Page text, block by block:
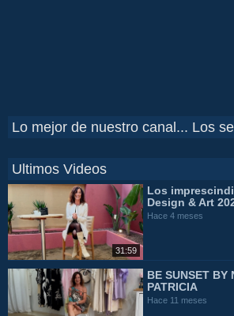
Lo mejor de nuestro canal... Los
Ultimos Videos
31:59
Los
Design & Art
Hace 4 meses
BE SUNSET BY
PATRICIA
Hace 11 meses